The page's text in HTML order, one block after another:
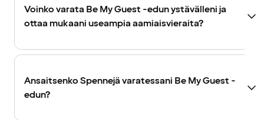
Voinko varata Be My Guest -edun ystävälleni ja
ottaa mukaani useampia aamiaisvieraita?
Ansaitsenko Spennejä varatessani Be My Guest -
edun?